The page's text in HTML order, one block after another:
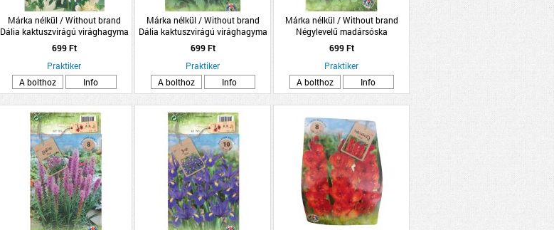
Márka nélkül / Without brand
Dália kaktuszvirágú virághagyma
1db/csomag fehér
699 Ft
Praktiker
A bolthoz
Info
Márka nélkül / Without brand
Dália kaktuszvirágú virághagyma
1db/csomag piros
699 Ft
Praktiker
A bolthoz
Info
Márka nélkül / Without brand
Négylevelű madársóska
virághagyma 15db/csomag
699 Ft
Praktiker
A bolthoz
Info